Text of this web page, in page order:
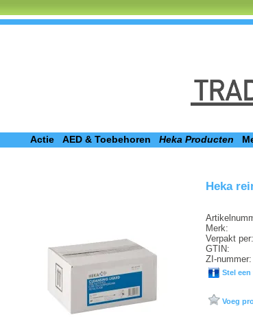
Actie AED & Toebehoren Heka Producten
Heka
Merk:
Verpakt per:
GTIN:
ZI-nummer:
Stel
Voeg